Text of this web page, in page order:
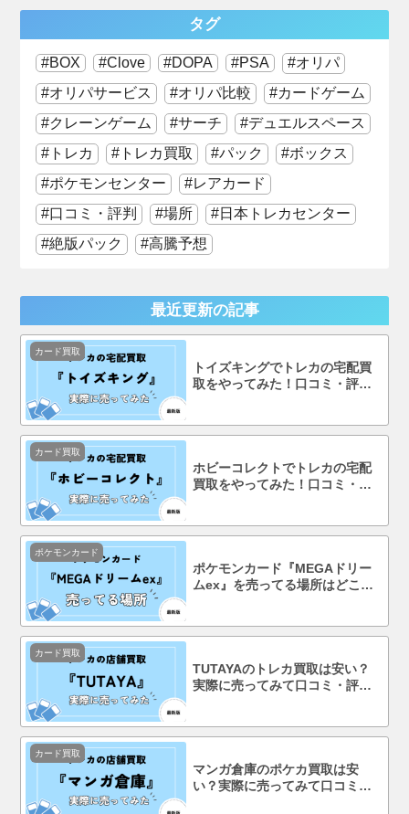
タグ
BOX Clove DOPA PSA
オリパ
オリパサービス
オリパ比較
カードゲーム
クレーンゲーム
サーチ
デュエルスペース
トレカ
トレカ買取 パック
ボックス
ポケモンセンター
レアカード
口コミ・評判
場所
日本トレカセンター
絶版パック
高騰予想
最近更新の記事
トイズキングでトレカの宅配買
取をやってみた！口コミ・評判
カード買取
ホビーコレクトでトレカの宅配
買取をやってみた！口コミ・評
カード買取
ポケモンカード『MEGAドリー
ムex』を売ってる場所はどこ？
ポケモンカード
TUTAYAのトレカ買取は安い？
実際に売ってみて口コミ・評判
カード買取
マンガ倉庫のポケカ買取は安
い？実際に売ってみて口コミ・
カード買取